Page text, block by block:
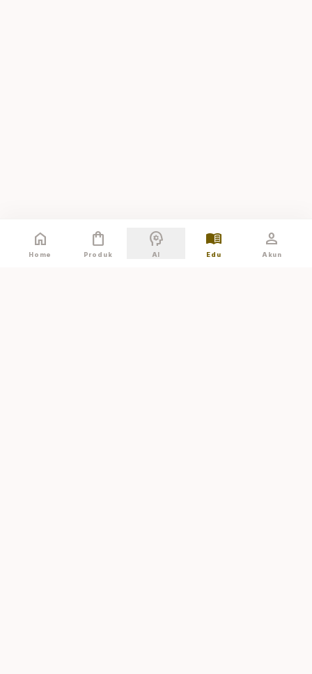
home
Home
shopping_bag
Produk
psychology
AI
menu_book
Edu
person
Akun